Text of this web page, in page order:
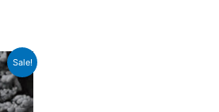
Sale!